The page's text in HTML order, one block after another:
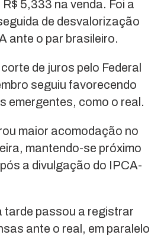
5,333 na venda. Foi a
de desvalorização
ante o par brasileiro.
de juros pelo Federal
seguiu favorecendo
emergentes, como o real.
maior acomodação no
mantendo-se próximo
a divulgação do IPCA-
tarde passou a registrar
ante o real, em paralelo